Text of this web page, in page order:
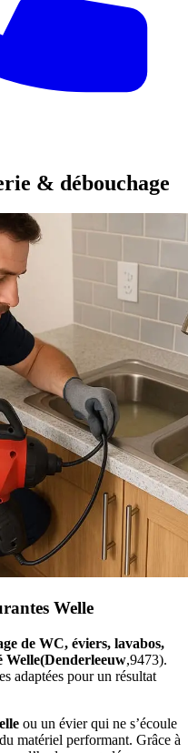
& débouchage
Welle
de WC, éviers, lavabos,
Welle(Denderleeuw,9473).
adaptées pour un résultat
ou un évier qui ne s’écoule
matériel performant. Grâce à